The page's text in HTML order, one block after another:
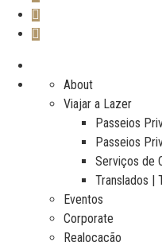
About
Viajar a Lazer
Passeios
Passeios
Serviços de
Translados |
Eventos
Corporate
Realocação